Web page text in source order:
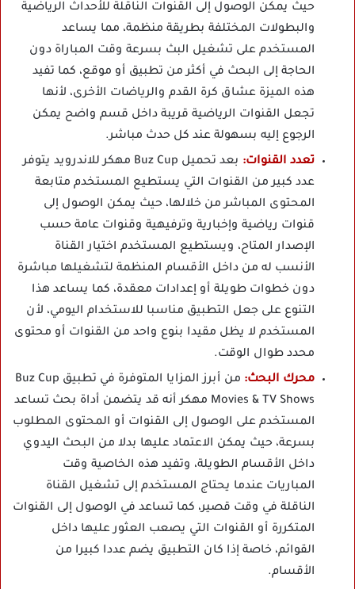
حيث يمكن الوصول إلى القنوات الناقلة للأحداث الرياضية
والبطولات المختلفة بطريقة منظمة، مما يساعد
المستخدم على تشغيل البث بسرعة وقت المباراة دون
الحاجة إلى البحث في أكثر من تطبيق أو موقع، كما تفيد
هذه الميزة عشاق كرة القدم والرياضات الأخرى، لأنها
تجعل القنوات الرياضية قريبة داخل قسم واضح يمكن
الرجوع إليه بسهولة عند كل حدث مباشر.
تعدد القنوات:
بعد تحميل Buz Cup مهكر للاندرويد يتوفر
عدد كبير من القنوات التي يستطيع المستخدم متابعة
المحتوى المباشر من خلالها، حيث يمكن الوصول إلى
قنوات رياضية وإخبارية وترفيهية وقنوات عامة حسب
الإصدار المتاح، ويستطيع المستخدم اختيار القناة
الأنسب له من داخل الأقسام المنظمة لتشغيلها مباشرة
دون خطوات طويلة أو إعدادات معقدة، كما يساعد هذا
التنوع على جعل التطبيق مناسبا للاستخدام اليومي، لأن
المستخدم لا يظل مقيدا بنوع واحد من القنوات أو محتوى
محدد طوال الوقت.
محرك البحث:
من أبرز المزايا المتوفرة في تطبيق Buz Cup
Movies & TV Shows مهكر أنه قد يتضمن أداة بحث تساعد
المستخدم على الوصول إلى القنوات أو المحتوى المطلوب
بسرعة، حيث يمكن الاعتماد عليها بدلا من البحث اليدوي
داخل الأقسام الطويلة، وتفيد هذه الخاصية وقت
المباريات عندما يحتاج المستخدم إلى تشغيل القناة
الناقلة في وقت قصير، كما تساعد في الوصول إلى القنوات
المتكررة أو القنوات التي يصعب العثور عليها داخل
القوائم، خاصة إذا كان التطبيق يضم عددا كبيرا من
الأقسام.